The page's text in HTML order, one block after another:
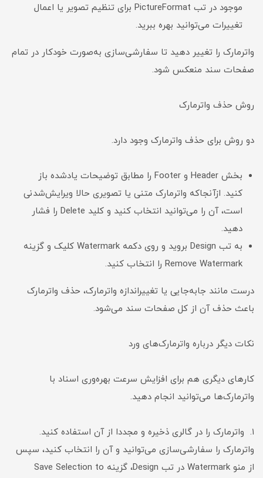
موجود در تب PictureFormat برای تنظیم تصویر یا اعمال
تغییرات می‌توانید بهره ببرید.
واترمارک را تغییر دهید تا سفارشی‌سازی به‌صورت خودکار در تمام
صفحات سند منعکس شود.
روش حذف واترمارک
دو روش برای حذف واترمارک وجود دارد.
بخش Header و Footer را مطابق توضیحات یادشده باز
کنید. ازآنجاکه واترمارک متنی یا تصویری حالا ویرایش‌شدنی
است، آن را می‌توانید انتخاب کنید و کلید Delete را فشار
دهید.
به تب Design بروید و روی دکمه Watermark کلیک و گزینه
Remove Watermark را انتخاب کنید.
درست مانند جابه‌جایی یا تغییراندازه واترمارک، حذف واترمارک
باعث حذف آن از کل صفحات سند می‌شود.
نکات دیگر درباره واترمارک‌های ورد
کارهای دیگری هم برای افزایش سرعت بهره‌وری اسناد با
واترمارک‌ها می‌توانید انجام دهید.
۱. واترمارک را در گالری ذخیره و مجددا از آن استفاده کنید.
واترمارک را سفارشی‌سازی می‌توانید و آن را انتخاب کنید، سپس
از منو Watermark در تب Design، گزینه Save Selection to